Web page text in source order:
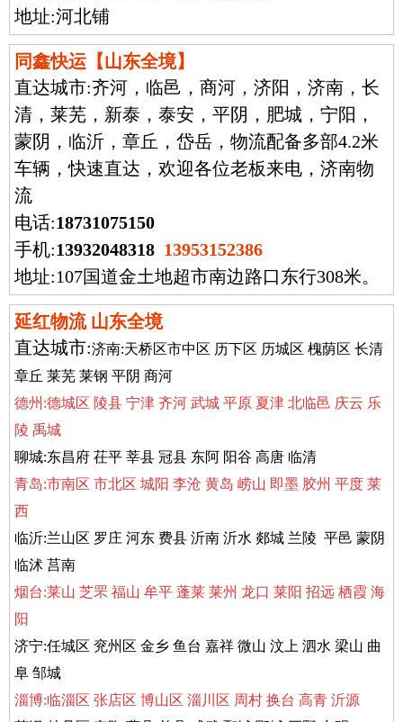
地址:河北铺
同鑫快运【山东全境】
直达城市:齐河，临邑，商河，济阳，济南，长
清，莱芜，新泰，泰安，平阴，肥城，宁阳，
蒙阴，临沂，章丘，岱岳，物流配备多部4.2米
车辆，快速直达，欢迎各位老板来电，济南物
流
电话:18731075150
手机:13932048318 13953152386
地址:107国道金土地超市南边路口东行308米。
延红物流 山东全境
直达城市:济南:天桥区市中区 历下区 历城区 槐荫区 长清
章丘 莱芜 莱钢 平阴 商河
德州:德城区 陵县 宁津 齐河 武城 平原 夏津 北临邑 庆云 乐
陵 禹城
聊城:东昌府 茌平 莘县 冠县 东阿 阳谷 高唐 临清
青岛:市南区 市北区 城阳 李沧 黄岛 崂山 即墨 胶州 平度 莱
西
临沂:兰山区 罗庄 河东 费县 沂南 沂水 郯城 兰陵 平邑 蒙阴
临沭 莒南
烟台:莱山 芝罘 福山 牟平 蓬莱 莱州 龙口 莱阳 招远 栖霞 海
阳
济宁:任城区 兖州区 金乡 鱼台 嘉祥 微山 汶上 泗水 梁山 曲
阜 邹城
淄博:临淄区 张店区 博山区 淄川区 周村 换台 高青 沂源